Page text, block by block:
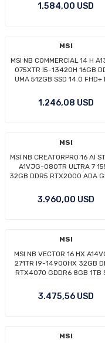
1.584,00 USD
MSI
MSI NB COMMERCIAL 14 H
075XTR I5-13420H 16GB
UMA 512GB SSD 14.0 FHD+
1.246,08 USD
MSI
MSI NB CREATORPRO 16 AI
A1VJG-080TR ULTRA 7
32GB DDR5 RTX2000 ADA
W11P
3.960,00 USD
MSI
MSI NB VECTOR 16 HX
271TR I9-14900HX 32GB
RTX4070 GDDR6 8GB 1TB
3.475,56 USD
MSI